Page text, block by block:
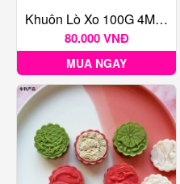
Khuôn Lò Xo 100G 4M Cúc Phú Quý
80.000 VNĐ
MUA NGAY